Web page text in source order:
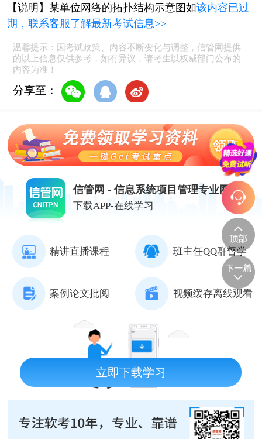
【说明】某单位网络的拓扑结构示意图如该内容已过
期，联系客服了解最新考试信息>>
温馨提示：因考试政策、内容不断变化与调整，信管网提供
的以上信息仅供参考，如有异议，请考生以权威部门公布的
内容为准！
分享至：
信管网 - 信息系统项目管理专业网站
下载APP-在线学习
精讲直播课程 班主任QQ群督学
案例论文批阅 视频缓存离线观看
立即下载学习